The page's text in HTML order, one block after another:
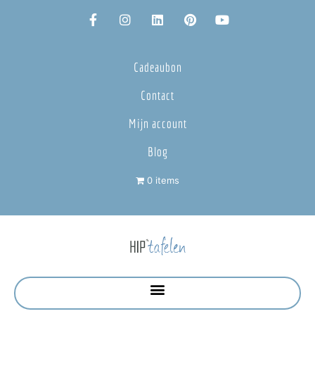
Cadeaubon
Contact
Mijn account
Blog
0 items